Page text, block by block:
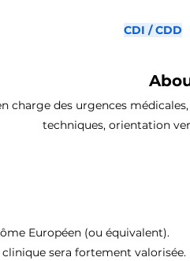
CDI / CDD
charge des urgences
techniques, orientation
Européen (ou équivalent).
clinique sera fortement valorisée.